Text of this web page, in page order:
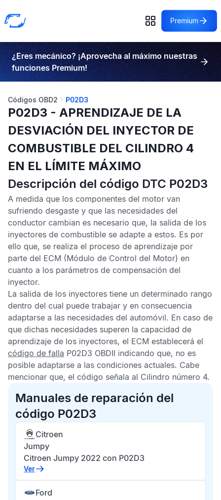
Premium
¿Eres mecánico? ¡Aprovecha al máximo nuestras
funciones Premium!
Códigos OBD2 P02D3
P02D3 - APRENDIZAJE DE LA
DESVIACIÓN DEL INYECTOR DE
COMBUSTIBLE DEL CILINDRO 4
EN EL LÍMITE MÁXIMO
Descripción del código DTC P02D3
A medida que los componentes del motor van
sufriendo desgaste y que las necesidades del
conductor cambian es necesario que, la salida de los
inyectores de combustible se adapte a estos. Es por
ello que, se realiza el proceso de aprendizaje por
parte del ECM (Módulo de Control del Motor) en
cuanto a los parámetros de compensación del
inyector.
La salida de los inyectores tiene un determinado rango
dentro del cual puede trabajar y en consecuencia
adaptarse a las necesidades del automóvil. En caso de
que dichas necesidades superen la capacidad de
aprendizaje de los inyectores, el ECM establecerá el
código de falla P02D3 OBDII indicando que, no es
posible adaptarse a las condiciones actuales. Cabe
mencionar que, el código señala al Cilindro número 4.
Manuales de reparación del
código P02D3
Citroen
Jumpy
Citroen Jumpy 2022 con P02D3
Ver
Ford